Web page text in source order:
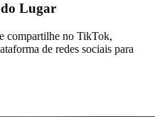
Lugar
compartilhe no TikTok,
de redes sociais para